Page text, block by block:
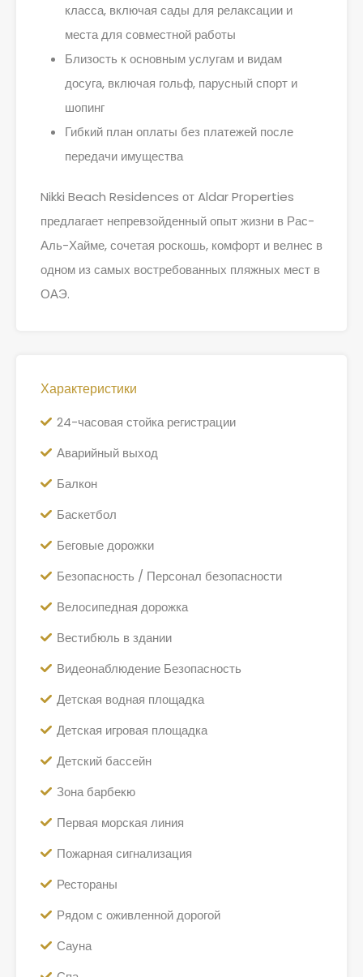
класса, включая сады для релаксации и
места для совместной работы
Близость к основным услугам и видам
досуга, включая гольф, парусный спорт и
шопинг
Гибкий план оплаты без платежей после
передачи имущества
Nikki Beach Residences от Aldar Properties
предлагает непревзойденный опыт жизни в Рас-
Аль-Хайме, сочетая роскошь, комфорт и велнес в
одном из самых востребованных пляжных мест в
ОАЭ.
Характеристики
24-часовая стойка регистрации
Аварийный выход
Балкон
Баскетбол
Беговые дорожки
Безопасность / Персонал безопасности
Велосипедная дорожка
Вестибюль в здании
Видеонаблюдение Безопасность
Детская водная площадка
Детская игровая площадка
Детский бассейн
Зона барбекю
Первая морская линия
Пожарная сигнализация
Рестораны
Рядом с оживленной дорогой
Сауна